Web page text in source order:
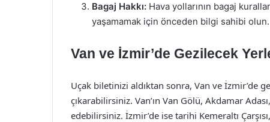
Bagaj Hakkı: Hava yollarının bagaj
yaşamamak için önceden bilgi sahibi olun.
Van ve İzmir’de Gezilecek
Uçak biletinizi aldıktan sonra, Van ve İzmir’de
çıkarabilirsiniz. Van’ın Van Gölü, Akdamar
edebilirsiniz. İzmir’de ise tarihi Kemeraltı